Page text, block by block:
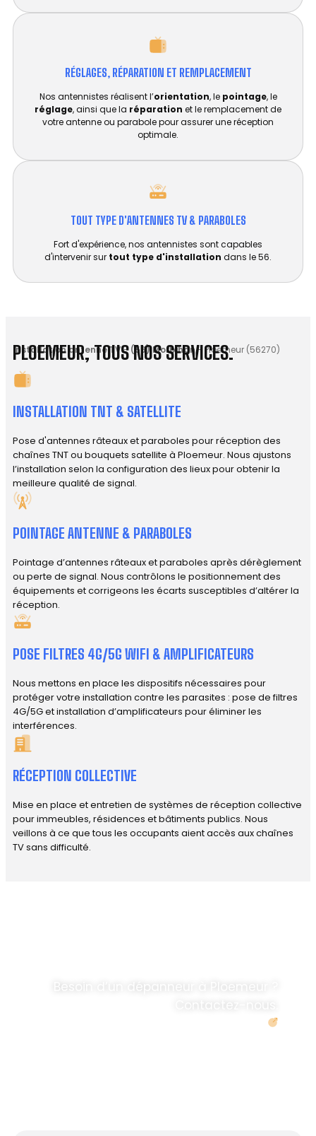
RÉGLAGES, RÉPARATION ET REMPLACEMENT​
Nos antennistes réalisent l’orientation, le pointage, le
réglage, ainsi que la réparation et le remplacement de
votre antenne ou parabole pour assurer une réception
optimale.
TOUT TYPE D'ANTENNES TV & PARABOLES
Fort d'expérience, nos antennistes sont capables
d'intervenir sur tout type d'installation dans le 56.
Installation antenne TV-(56) Morbihan- Ploemeur (56270)
PLOEMEUR, TOUS NOS SERVICES.
INSTALLATION TNT & SATELLITE
Pose d'antennes râteaux et paraboles pour réception des
chaînes TNT ou bouquets satellite à Ploemeur. Nous ajustons
l’installation selon la configuration des lieux pour obtenir la
meilleure qualité de signal.
POINTAGE ANTENNE & PARABOLES
Pointage d’antennes râteaux et paraboles après dérèglement
ou perte de signal. Nous contrôlons le positionnement des
équipements et corrigeons les écarts susceptibles d’altérer la
réception.
POSE FILTRES 4G/5G WIFI & AMPLIFICATEURS
Nous mettons en place les dispositifs nécessaires pour
protéger votre installation contre les parasites : pose de filtres
4G/5G et installation d’amplificateurs pour éliminer les
interférences.
RÉCEPTION COLLECTIVE
Mise en place et entretien de systèmes de réception collective
pour immeubles, résidences et bâtiments publics. Nous
veillons à ce que tous les occupants aient accès aux chaînes
TV sans difficulté.
Besoin d’un dépanneur à Ploemeur ?